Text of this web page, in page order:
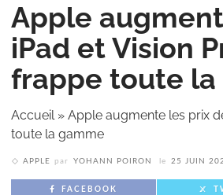
Apple
iPad et Vision
frappe toute la
Accueil» Apple augmente les prix
toute la gamme
APPLE par YOHANN POIRON le 25 JUIN
FACEBOOK